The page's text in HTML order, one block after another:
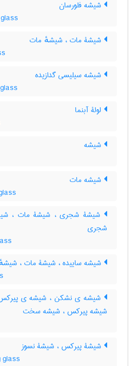
شیشه فلورسان
شیشۀ مات ، شیشهٔ مات
شیشه سیلیسی گدازیده
لولۀ آبنما
شیشه
شیشه مات
شیشۀ شجری ، شیشۀ مات ،
شجری
شیشه ساییده ، شیشۀ مات ،
شیشه ی نشکن ، شیشه ی
شیشه پیرکس ، شیشه سخت
شیشۀ پیرکس ، شیشۀ نسوز